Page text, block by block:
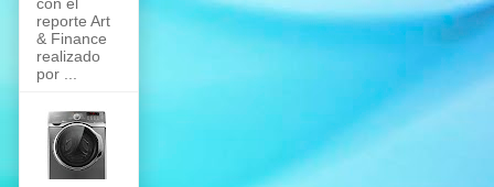
reporte Art
& Finance
realizado
por ...